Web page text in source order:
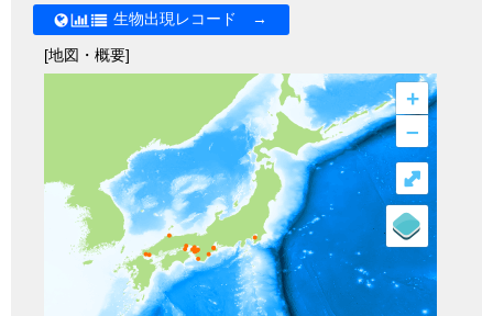
生物出現レコード →
[地図・概要]
+
–
⤢